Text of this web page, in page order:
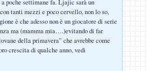
poche settimane fa. Ljajic sarà un
tanti mezzi e poco cervello, non lo so,
è che adesso non è un giocatore di serie
ma (mamma mia….)evitando di far
della primavera” che avrebbe come
crescita di qualche anno, vedi